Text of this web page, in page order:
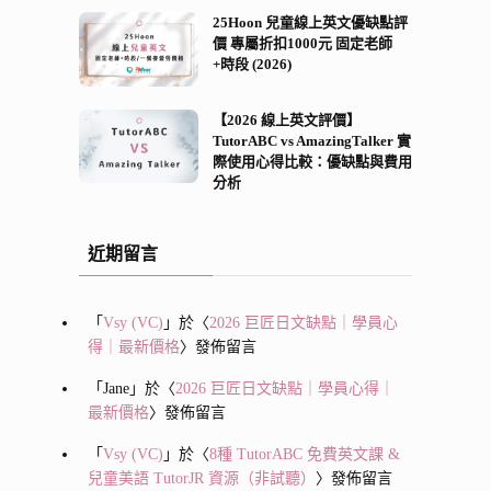
25Hoon 兒童線上英文優缺點評
價 專屬折扣1000元 固定老師
+時段 (2026)
【2026 線上英文評價】
TutorABC vs AmazingTalker 實
際使用心得比較：優缺點與費用
分析
近期留言
「 Vsy (VC) 」於〈2026 巨匠日文缺點｜學員心
得｜最新價格〉發佈留言
「 Jane 」於〈2026 巨匠日文缺點｜學員心得｜
最新價格〉發佈留言
「 Vsy (VC) 」於〈8種 TutorABC 免費英文課 &
兒童美語 TutorJR 資源（非試聽） 〉發佈留言